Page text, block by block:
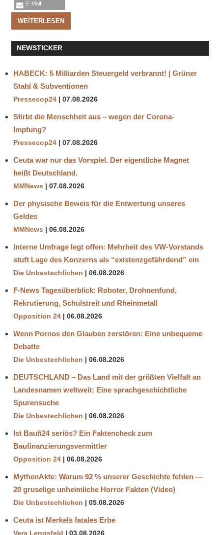
E-Mail
WEITERLESEN
NEWSTICKER
HABECK: 5 Milliarden Steuergeld verbrannt! | Grüner
Stahl & Subventionen
Pressecop24 07.08.2026
Stirbt die Menschheit aus – wegen der Corona-
Impfung?
Pressecop24 07.08.2026
Ceuta war nur das Vorspiel. Der eigentliche Magnet
heißt Deutschland.
MMNews 07.08.2026
Der physische Beweis für die Entwertung unseres
Geldes
MMNews 06.08.2026
Interne Umfrage legt offen: Mehrheit des VW-Vorstands
stuft Lage des Konzerns als “existenzgefährdend” ein
Die Unbestechlichen 06.08.2026
F-News Tagesüberblick: Roboter, Drohnenfund,
Rekrutierung, Schulstreit und Rheinmetall
Opposition 24 06.08.2026
Wenn Pornos den Glauben zerstören: Eine unbequeme
Debatte
Die Unbestechlichen 06.08.2026
DEUTSCHLAND – Das Land mit der größten Vielfalt an
Landesnamen weltweit: Eine sprachgeschichtliche
Spurensuche
Die Unbestechlichen 06.08.2026
Ist Baufi24 seriös? Ein Faktencheck zum
Baufinanzierungsvermittler
Opposition 24 06.08.2026
MythenAkte: Warum 92 % unserer Geschichte fehlen —
20 gruselige unheimliche Horror Fakten (Video)
Die Unbestechlichen 05.08.2026
Ceuta ist Merkels fatales Erbe
Vera Lengsfeld 03.08.2026